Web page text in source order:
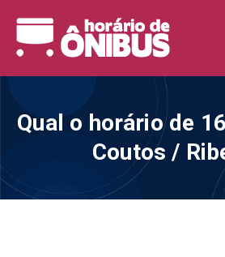
para
Qual o horário de
Coutos /